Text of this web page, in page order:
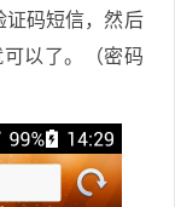
证码短信，然后
以了。（密码